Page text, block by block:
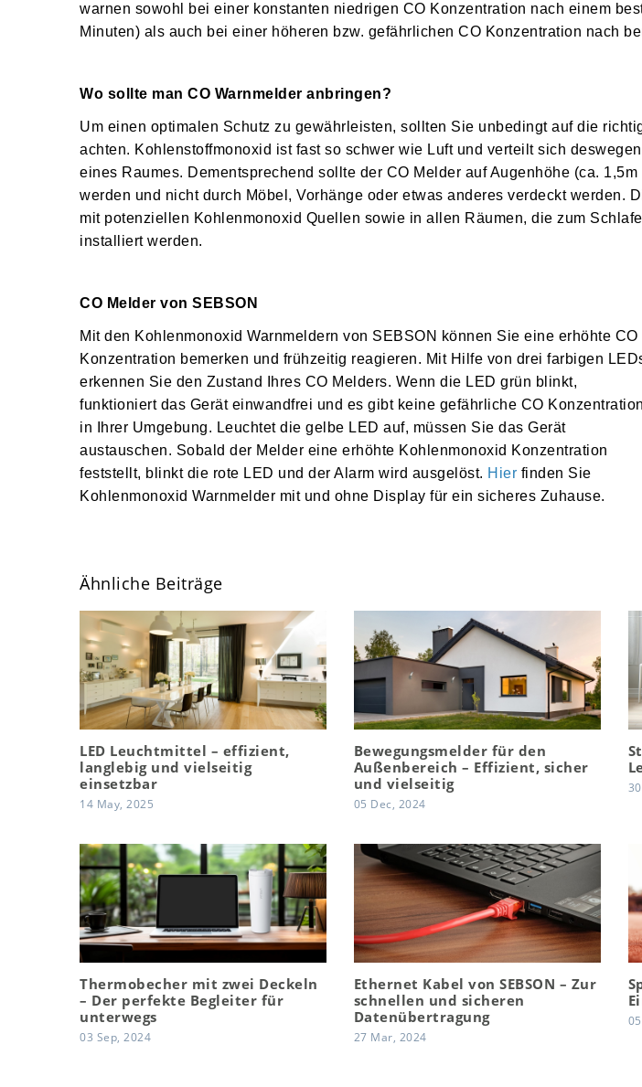
warnen sowohl bei einer konstanten niedrigen CO Konzentration nach einem
Minuten) als auch bei einer höheren bzw. gefährlichen CO Konzentration nach
Wo sollte man CO Warnmelder anbringen?
Um einen optimalen Schutz zu gewährleisten, sollten Sie unbedingt auf die
achten. Kohlenstoffmonoxid ist fast so schwer wie Luft und verteilt sich
eines Raumes. Dementsprechend sollte der CO Melder auf Augenhöhe (ca.
werden und nicht durch Möbel, Vorhänge oder etwas anderes verdeckt werden.
mit potenziellen Kohlenmonoxid Quellen sowie in allen Räumen, die zum
installiert werden.
CO Melder von SEBSON
Mit den Kohlenmonoxid Warnmeldern von SEBSON können Sie eine erhöhte CO
Konzentration bemerken und frühzeitig reagieren. Mit Hilfe von drei farbigen
erkennen Sie den Zustand Ihres CO Melders. Wenn die LED grün blinkt,
funktioniert das Gerät einwandfrei und es gibt keine gefährliche CO Konzentration
in Ihrer Umgebung. Leuchtet die gelbe LED auf, müssen Sie das Gerät
austauschen. Sobald der Melder eine erhöhte Kohlenmonoxid Konzentration
feststellt, blinkt die rote LED und der Alarm wird ausgelöst. Hier finden Sie
Kohlenmonoxid Warnmelder mit und ohne Display für ein sicheres Zuhause.
Ähnliche Beiträge
LED Leuchtmittel – effizient,
langlebig und vielseitig
einsetzbar
14 May, 2025
Bewegungsmelder für den
Außenbereich – Effizient, sicher
und vielseitig
05 Dec, 2024
Thermobecher mit zwei Deckeln
– Der perfekte Begleiter für
unterwegs
03 Sep, 2024
Ethernet Kabel von SEBSON – Zur
schnellen und sicheren
Datenübertragung
27 Mar, 2024